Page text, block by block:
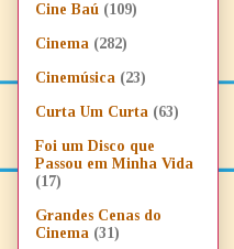
Cine Baú (109)
Cinema (282)
Cinemúsica (23)
Curta Um Curta (63)
Foi um Disco que
Passou em Minha Vida
(17)
Grandes Cenas do
Cinema (31)